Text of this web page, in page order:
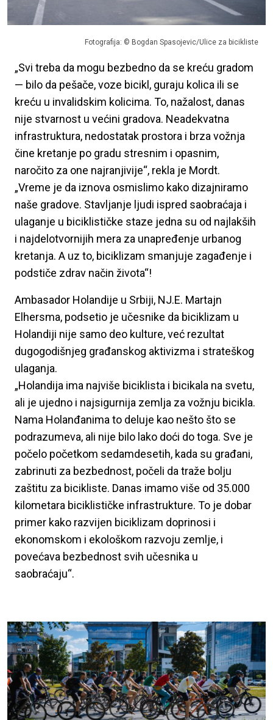
Fotografija: © Bogdan Spasojevic/Ulice za bicikliste
„Svi treba da mogu bezbedno da se kreću gradom
— bilo da pešače, voze bicikl, guraju kolica ili se
kreću u invalidskim kolicima. To, nažalost, danas
nije stvarnost u većini gradova. Neadekvatna
infrastruktura, nedostatak prostora i brza vožnja
čine kretanje po gradu stresnim i opasnim,
naročito za one najranjivije“, rekla je Mordt.
„Vreme je da iznova osmislimo kako dizajniramo
naše gradove. Stavljanje ljudi ispred saobraćaja i
ulaganje u biciklističke staze jedna su od najlakših
i najdelotvornijih mera za unapređenje urbanog
kretanja. A uz to, biciklizam smanjuje zagađenje i
podstiče zdrav način života“!
Ambasador Holandije u Srbiji, NJ.E. Martajn
Elhersma, podsetio je učesnike da biciklizam u
Holandiji nije samo deo kulture, već rezultat
dugogodišnjeg građanskog aktivizma i strateškog
ulaganja.
„Holandija ima najviše biciklista i bicikala na svetu,
ali je ujedno i najsigurnija zemlja za vožnju bicikla.
Nama Holanđanima to deluje kao nešto što se
podrazumeva, ali nije bilo lako doći do toga. Sve je
počelo početkom sedamdesetih, kada su građani,
zabrinuti za bezbednost, počeli da traže bolju
zaštitu za bicikliste. Danas imamo više od 35.000
kilometara biciklističke infrastrukture. To je dobar
primer kako razvijen biciklizam doprinosi i
ekonomskom i ekološkom razvoju zemlje, i
povećava bezbednost svih učesnika u
saobraćaju“.